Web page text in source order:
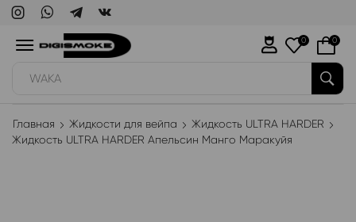
WAKA
0 0
Главная Жидкости для вейпа
Жидкость ULTRA HARDER
Жидкость ULTRA HARDER Апельсин Манго Маракуйя